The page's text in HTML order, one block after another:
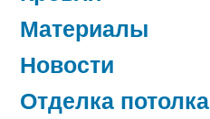
Материалы
Новости
Отделка потолка